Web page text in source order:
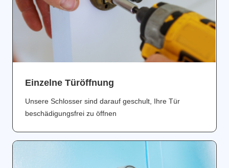
Einzelne Türöffnung
Unsere Schlosser sind darauf geschult, Ihre Tür
beschädigungsfrei zu öffnen